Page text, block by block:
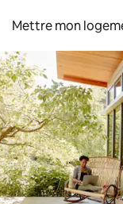
Mettre mon